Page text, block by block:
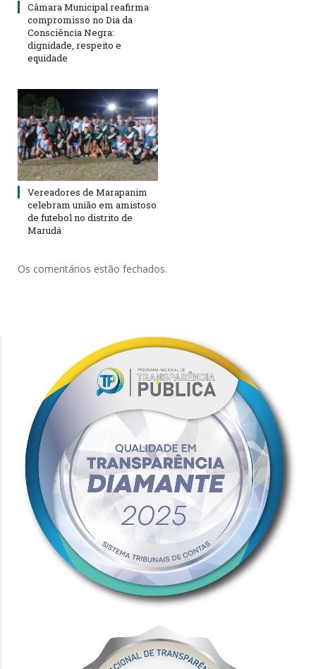
Câmara Municipal reafirma
compromisso no Dia da
Consciência Negra:
dignidade, respeito e
equidade
Vereadores de Marapanim
celebram união em amistoso
de futebol no distrito de
Marudá
Os comentários estão fechados.